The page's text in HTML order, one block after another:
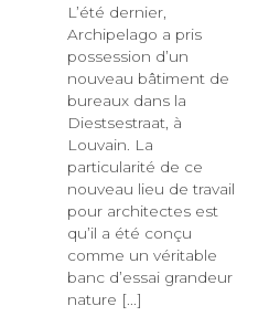
L’été dernier,
Archipelago a pris
possession d’un
nouveau bâtiment de
bureaux dans la
Diestsestraat, à
Louvain. La
particularité de ce
nouveau lieu de travail
pour architectes est
qu’il a été conçu
comme un véritable
banc d’essai grandeur
nature [...]